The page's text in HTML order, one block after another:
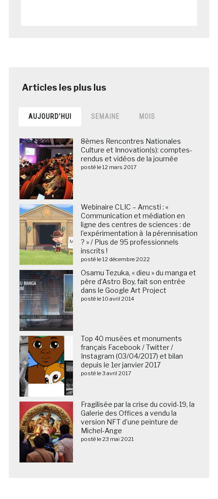
AUJOURD’HUI SEMAINE MOIS
8èmes Rencontres Nationales
Culture et Innovation(s): comptes-
rendus et vidéos de la journée
posté le 12 mars 2017
Webinaire CLIC – Amcsti : «
Communication et médiation en
ligne des centres de sciences : de
l’expérimentation à la pérennisation
? » / Plus de 95 professionnels
inscrits !
posté le 12 décembre 2022
Osamu Tezuka, « dieu » du manga et
père d’Astro Boy, fait son entrée
dans le Google Art Project
posté le 10 avril 2014
Top 40 musées et monuments
français Facebook / Twitter /
Instagram (03/04/2017) et bilan
depuis le 1er janvier 2017
posté le 3 avril 2017
Fragilisée par la crise du covid-19, la
Galerie des Offices a vendu la
version NFT d’une peinture de
Michel-Ange
posté le 23 mai 2021